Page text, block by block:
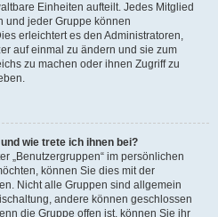
Einheiten aufteilt. Jedes Mitglied
und jeder Gruppe können
erleichtert es den Administratoren,
auf einmal zu ändern und sie zum
zu machen oder ihnen Zugriff zu
wie trete ich ihnen bei?
„Benutzergruppen“ im persönlichen
können Sie dies mit der
Nicht alle Gruppen sind allgemein
andere können geschlossen
die Gruppe offen ist, können Sie ihr